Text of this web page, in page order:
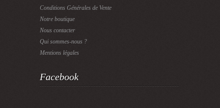
Conditions Générales de Vente
Notre boutique
Nous contacter
Qui sommes-nous ?
Mentions légales
Facebook